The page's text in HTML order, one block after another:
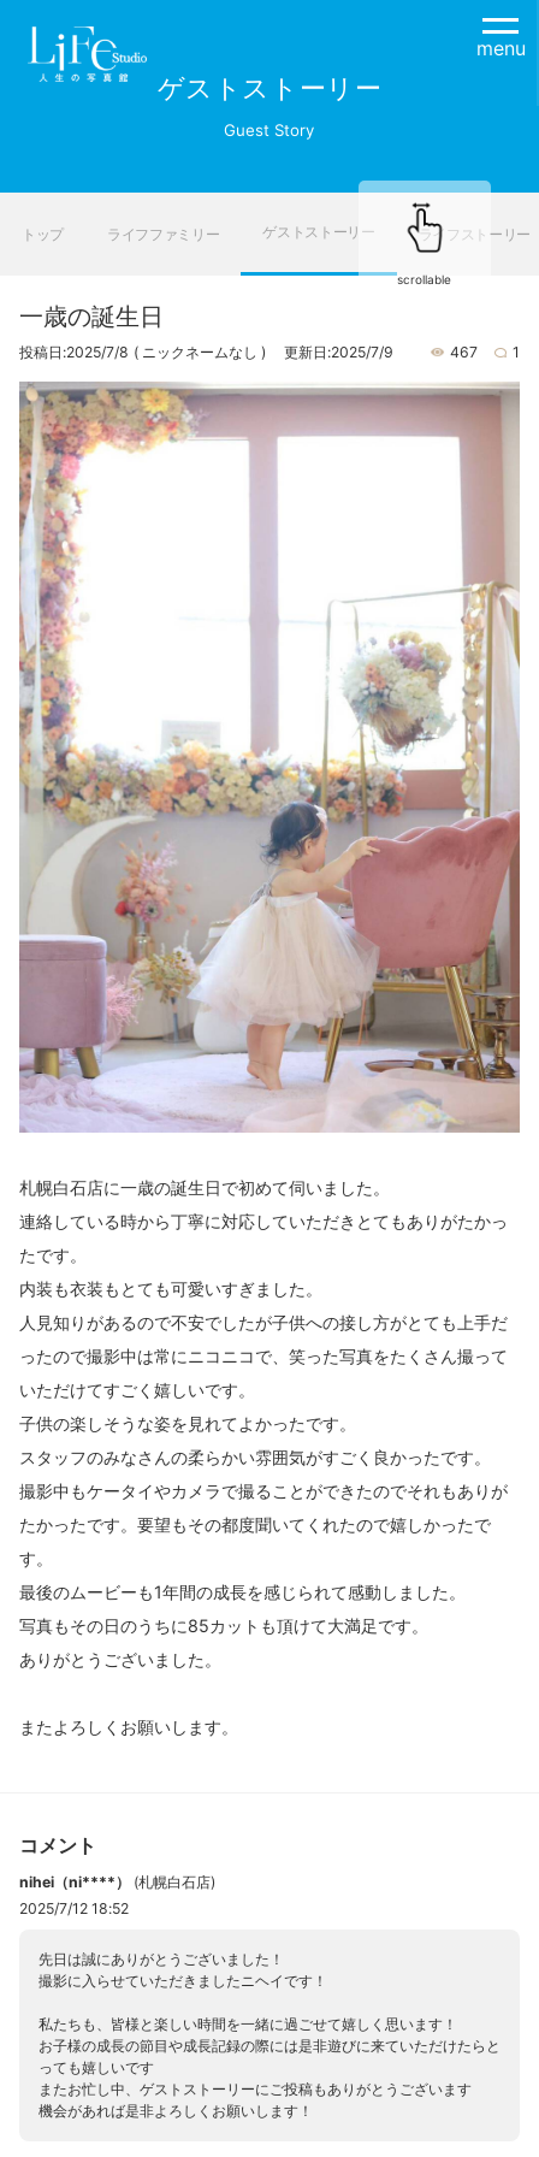
menu
ゲストストーリー
Guest Story
トップ ライフファミリー ゲストストーリー ライフストーリー
scrollable
一歳の誕生日
投稿日:2025/7/8 ( ニックネームなし ) 更新日:2025/7/9 467 1
札幌白石店に一歳の誕生日で初めて伺いました。
連絡している時から丁寧に対応していただきとてもありがたかっ
たです。
内装も衣装もとても可愛いすぎました。
人見知りがあるので不安でしたが子供への接し方がとても上手だ
ったので撮影中は常にニコニコで、笑った写真をたくさん撮って
いただけてすごく嬉しいです。
子供の楽しそうな姿を見れてよかったです。
スタッフのみなさんの柔らかい雰囲気がすごく良かったです。
撮影中もケータイやカメラで撮ることができたのでそれもありが
たかったです。要望もその都度聞いてくれたので嬉しかったで
す。
最後のムービーも1年間の成長を感じられて感動しました。
写真もその日のうちに85カットも頂けて大満足です。
ありがとうございました。
またよろしくお願いします。
コメント
nihei（ni****） (札幌白石店)
2025/7/12 18:52
先日は誠にありがとうございました！
撮影に入らせていただきましたニヘイです！
私たちも、皆様と楽しい時間を一緒に過ごせて嬉しく思います！
お子様の成長の節目や成長記録の際には是非遊びに来ていただけたらと
っても嬉しいです
またお忙し中、ゲストストーリーにご投稿もありがとうございます
機会があれば是非よろしくお願いします！